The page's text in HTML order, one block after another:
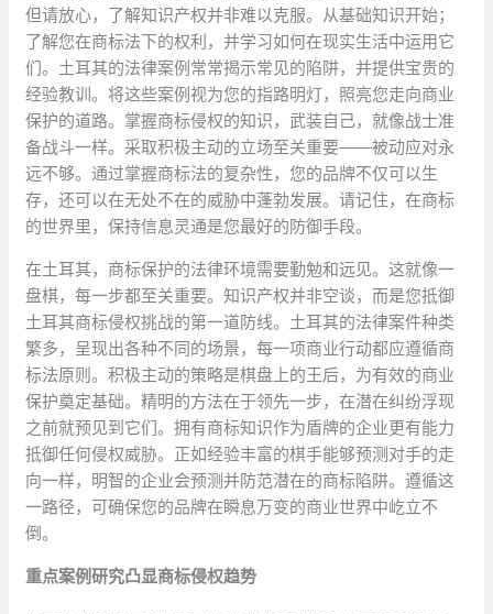
但请放心，了解知识产权并非难以克服。从基础知识开始；
了解您在商标法下的权利，并学习如何在现实生活中运用它
们。土耳其的法律案例常常揭示常见的陷阱，并提供宝贵的
经验教训。将这些案例视为您的指路明灯，照亮您走向商业
保护的道路。掌握商标侵权的知识，武装自己，就像战士准
备战斗一样。采取积极主动的立场至关重要——被动应对永
远不够。通过掌握商标法的复杂性，您的品牌不仅可以生
存，还可以在无处不在的威胁中蓬勃发展。请记住，在商标
的世界里，保持信息灵通是您最好的防御手段。
在土耳其，商标保护的法律环境需要勤勉和远见。这就像一
盘棋，每一步都至关重要。知识产权并非空谈，而是您抵御
土耳其商标侵权挑战的第一道防线。土耳其的法律案件种类
繁多，呈现出各种不同的场景，每一项商业行动都应遵循商
标法原则。积极主动的策略是棋盘上的王后，为有效的商业
保护奠定基础。精明的方法在于领先一步，在潜在纠纷浮现
之前就预见到它们。拥有商标知识作为盾牌的企业更有能力
抵御任何侵权威胁。正如经验丰富的棋手能够预测对手的走
向一样，明智的企业会预测并防范潜在的商标陷阱。遵循这
一路径，可确保您的品牌在瞬息万变的商业世界中屹立不
倒。
重点案例研究凸显商标侵权趋势